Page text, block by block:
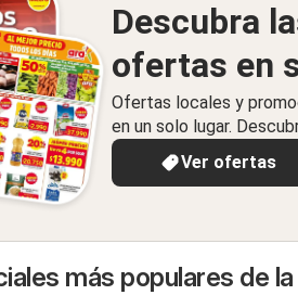
Descubra
ofertas en
Ofertas locales y
en un solo lugar.
Ver ofertas
más populares de